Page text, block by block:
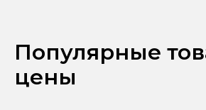
Популярные
цены